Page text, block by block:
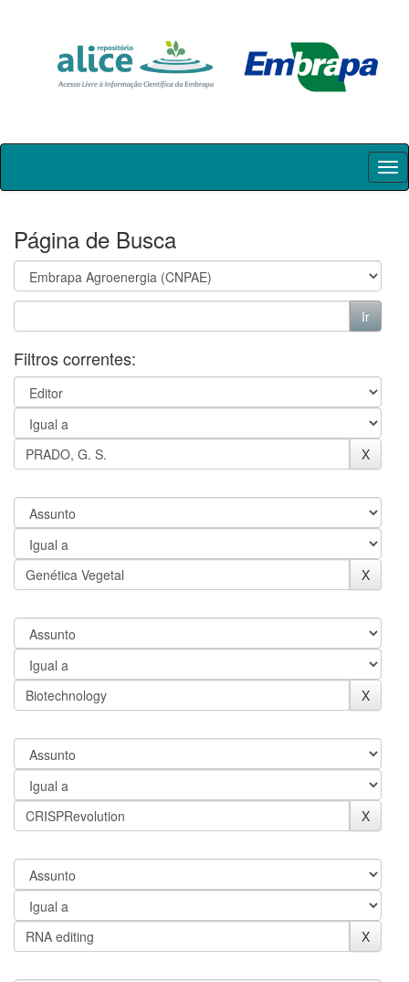
Skip
Página de Busca
Filtros correntes: